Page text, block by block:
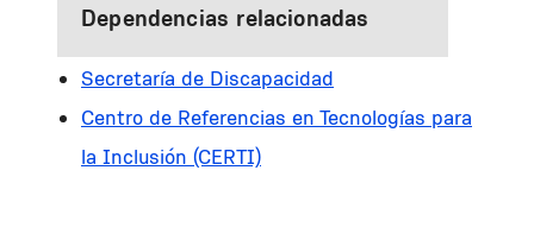
Dependencias relacionadas
Secretaría de Discapacidad
Centro de Referencias en Tecnologías para
la Inclusión (CERTI)